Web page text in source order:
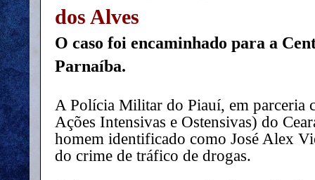
dos Alves
O caso foi encaminhado para a
Parnaíba.
A Polícia Militar do Piauí, em parceria
Ações Intensivas e Ostensivas) do
homem identificado como José Alex
do crime de tráfico de drogas.